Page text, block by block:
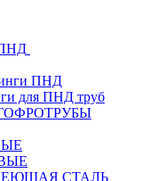
ПНД
для ПНД труб
ГОФРОТРУБЫ
СТАЛЬ